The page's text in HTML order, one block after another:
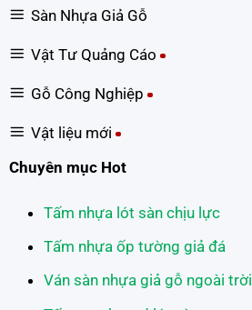
Sàn Nhựa Giả Gỗ
Vật Tư Quảng Cáo
Gỗ Công Nghiệp
Vật liệu mới
Chuyên mục Hot
Tấm nhựa lót sàn chịu lực
Tấm nhựa ốp tường giả đá
Ván sàn nhựa giả gỗ ngoài trời